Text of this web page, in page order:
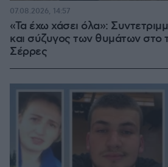
«Τα έχω χάσει όλα»:
και σύζυγος των θυμάτων στο
Σέρρες
07.08.2026, 14:57